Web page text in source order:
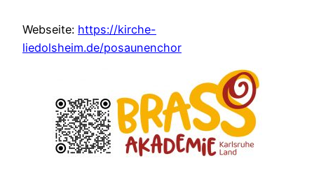
Webseite: https://kirche-
liedolsheim.de/posaunenchor